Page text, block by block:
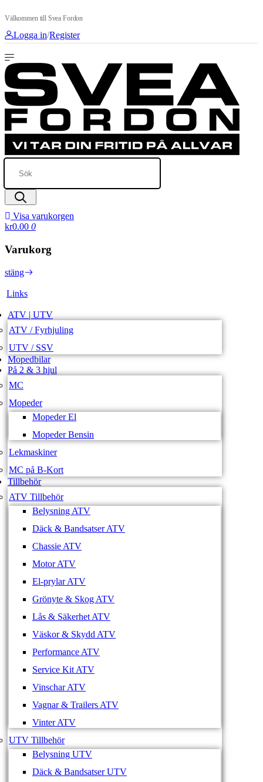
Välkommen till Svea Fordon
Logga in/Register
Visa varukorgen
kr0.00 0
Varukorg
stäng
Links
ATV | UTV
ATV / Fyrhjuling
UTV / SSV
Mopedbilar
På 2 & 3 hjul
MC
Mopeder
Mopeder El
Mopeder Bensin
Lekmaskiner
MC på B-Kort
Tillbehör
ATV Tillbehör
Belysning ATV
Däck & Bandsatser ATV
Chassie ATV
Motor ATV
El-prylar ATV
Grönyte & Skog ATV
Lås & Säkerhet ATV
Väskor & Skydd ATV
Performance ATV
Service Kit ATV
Vinschar ATV
Vagnar & Trailers ATV
Vinter ATV
UTV Tillbehör
Belysning UTV
Däck & Bandsatser UTV